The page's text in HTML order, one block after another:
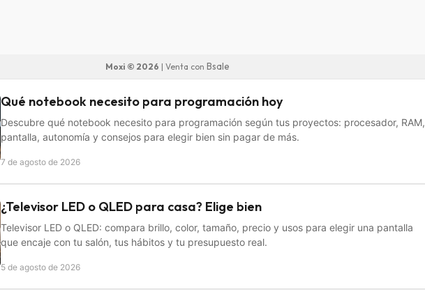
Moxi © 2026 | Venta con Bsale
Qué notebook necesito para programación hoy
Descubre qué notebook necesito para programación según tus proyectos: procesador, RAM,
pantalla, autonomía y consejos para elegir bien sin pagar de más.
7 de agosto de 2026
¿Televisor LED o QLED para casa? Elige bien
Televisor LED o QLED: compara brillo, color, tamaño, precio y usos para elegir una pantalla
que encaje con tu salón, tus hábitos y tu presupuesto real.
5 de agosto de 2026